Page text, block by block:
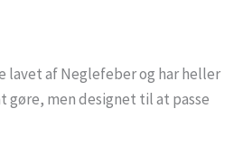
lavet af Neglefeber og har heller
gøre, men designet til at passe